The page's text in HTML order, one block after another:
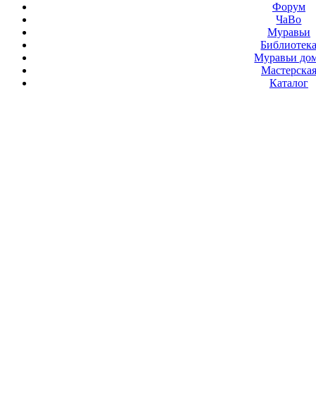
Форум
ЧаВо
Муравьи
Муравьи
Мастерская
Каталог